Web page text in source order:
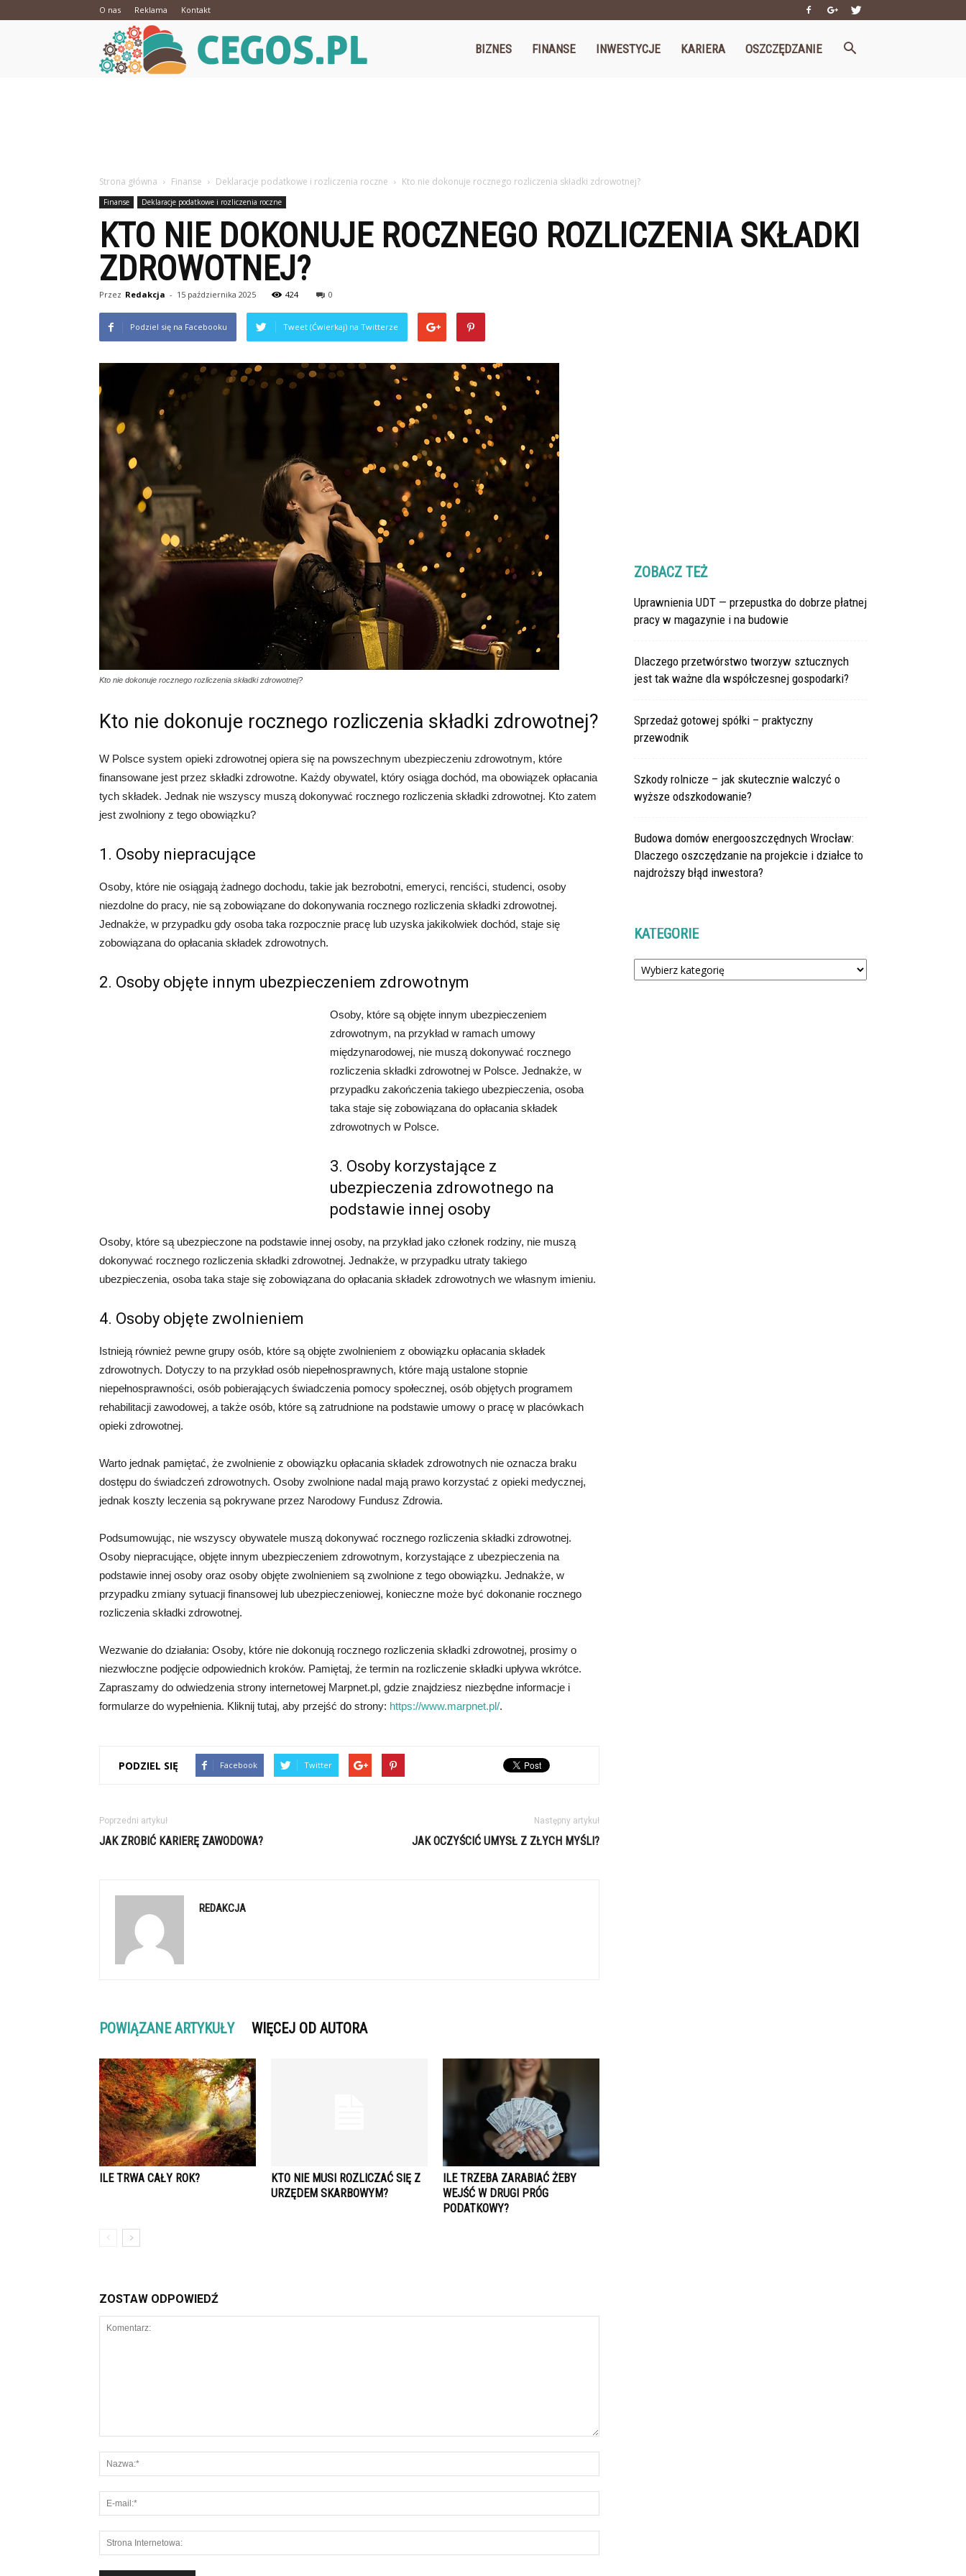
O nas Reklama Kontakt
BIZNES FINANSE INWESTYCJE KARIERA OSZCZĘDZANIE
Strona główna Finanse Deklaracje podatkowe i rozliczenia roczne Kto nie dokonuje rocznego rozliczenia składki zdrowotnej?
Finanse Deklaracje podatkowe i rozliczenia roczne
KTO NIE DOKONUJE ROCZNEGO ROZLICZENIA SKŁADKI
ZDROWOTNEJ?
Przez Redakcja - 15 października 2025 424 0
Podziel się na Facebooku Tweet (Ćwierkaj) na Twitterze
Kto nie dokonuje rocznego rozliczenia składki zdrowotnej?
Kto nie dokonuje rocznego rozliczenia składki zdrowotnej?
W Polsce system opieki zdrowotnej opiera się na powszechnym ubezpieczeniu zdrowotnym, które
finansowane jest przez składki zdrowotne. Każdy obywatel, który osiąga dochód, ma obowiązek opłacania
tych składek. Jednak nie wszyscy muszą dokonywać rocznego rozliczenia składki zdrowotnej. Kto zatem
jest zwolniony z tego obowiązku?
1. Osoby niepracujące
Osoby, które nie osiągają żadnego dochodu, takie jak bezrobotni, emeryci, renciści, studenci, osoby
niezdolne do pracy, nie są zobowiązane do dokonywania rocznego rozliczenia składki zdrowotnej.
Jednakże, w przypadku gdy osoba taka rozpocznie pracę lub uzyska jakikolwiek dochód, staje się
zobowiązana do opłacania składek zdrowotnych.
2. Osoby objęte innym ubezpieczeniem zdrowotnym
Osoby, które są objęte innym ubezpieczeniem
zdrowotnym, na przykład w ramach umowy
międzynarodowej, nie muszą dokonywać rocznego
rozliczenia składki zdrowotnej w Polsce. Jednakże, w
przypadku zakończenia takiego ubezpieczenia, osoba
taka staje się zobowiązana do opłacania składek
zdrowotnych w Polsce.
3. Osoby korzystające z
ubezpieczenia zdrowotnego na
podstawie innej osoby
Osoby, które są ubezpieczone na podstawie innej osoby, na przykład jako członek rodziny, nie muszą
dokonywać rocznego rozliczenia składki zdrowotnej. Jednakże, w przypadku utraty takiego
ubezpieczenia, osoba taka staje się zobowiązana do opłacania składek zdrowotnych we własnym imieniu.
4. Osoby objęte zwolnieniem
Istnieją również pewne grupy osób, które są objęte zwolnieniem z obowiązku opłacania składek
zdrowotnych. Dotyczy to na przykład osób niepełnosprawnych, które mają ustalone stopnie
niepełnosprawności, osób pobierających świadczenia pomocy społecznej, osób objętych programem
rehabilitacji zawodowej, a także osób, które są zatrudnione na podstawie umowy o pracę w placówkach
opieki zdrowotnej.
Warto jednak pamiętać, że zwolnienie z obowiązku opłacania składek zdrowotnych nie oznacza braku
dostępu do świadczeń zdrowotnych. Osoby zwolnione nadal mają prawo korzystać z opieki medycznej,
jednak koszty leczenia są pokrywane przez Narodowy Fundusz Zdrowia.
Podsumowując, nie wszyscy obywatele muszą dokonywać rocznego rozliczenia składki zdrowotnej.
Osoby niepracujące, objęte innym ubezpieczeniem zdrowotnym, korzystające z ubezpieczenia na
podstawie innej osoby oraz osoby objęte zwolnieniem są zwolnione z tego obowiązku. Jednakże, w
przypadku zmiany sytuacji finansowej lub ubezpieczeniowej, konieczne może być dokonanie rocznego
rozliczenia składki zdrowotnej.
Wezwanie do działania: Osoby, które nie dokonują rocznego rozliczenia składki zdrowotnej, prosimy o
niezwłoczne podjęcie odpowiednich kroków. Pamiętaj, że termin na rozliczenie składki upływa wkrótce.
Zapraszamy do odwiedzenia strony internetowej Marpnet.pl, gdzie znajdziesz niezbędne informacje i
formularze do wypełnienia. Kliknij tutaj, aby przejść do strony: https://www.marpnet.pl/.
PODZIEL SIĘ Facebook Twitter
Poprzedni artykuł
JAK ZROBIĆ KARIERĘ ZAWODOWA?
Następny artykuł
JAK OCZYŚCIĆ UMYSŁ Z ZŁYCH MYŚLI?
REDAKCJA
POWIĄZANE ARTYKUŁY WIĘCEJ OD AUTORA
ILE TRWA CAŁY ROK?
KTO NIE MUSI ROZLICZAĆ SIĘ Z
URZĘDEM SKARBOWYM?
ILE TRZEBA ZARABIAĆ ŻEBY
WEJŚĆ W DRUGI PRÓG
PODATKOWY?
ZOSTAW ODPOWIEDŹ
ZOBACZ TEŻ
Uprawnienia UDT — przepustka do dobrze płatnej
pracy w magazynie i na budowie
Dlaczego przetwórstwo tworzyw sztucznych
jest tak ważne dla współczesnej gospodarki?
Sprzedaż gotowej spółki – praktyczny
przewodnik
Szkody rolnicze – jak skutecznie walczyć o
wyższe odszkodowanie?
Budowa domów energooszczędnych Wrocław:
Dlaczego oszczędzanie na projekcie i działce to
najdroższy błąd inwestora?
KATEGORIE
Kategorie